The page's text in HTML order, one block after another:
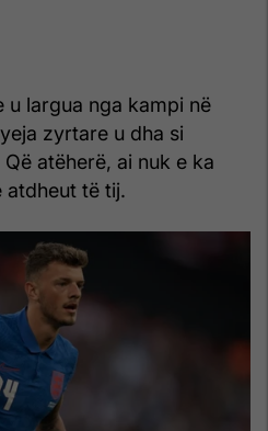
u largua nga kampi në
zyrtare u dha si
atëherë, ai nuk e ka
atdheut të tij.